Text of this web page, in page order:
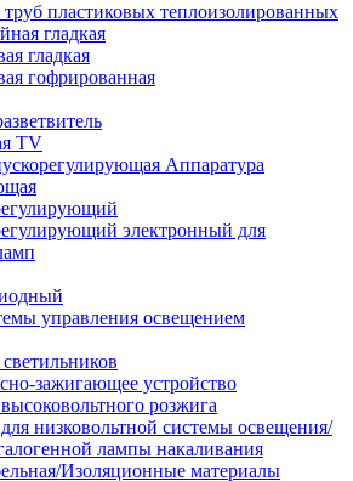
пластиковых теплоизолированных
гладкая
гладкая
гофрированная
TV
Аппаратура
электронный для
управления освещением
зажигающее устройство
розжига
низковольтной системы освещения/
лампы накаливания